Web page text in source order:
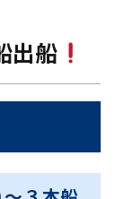
出船